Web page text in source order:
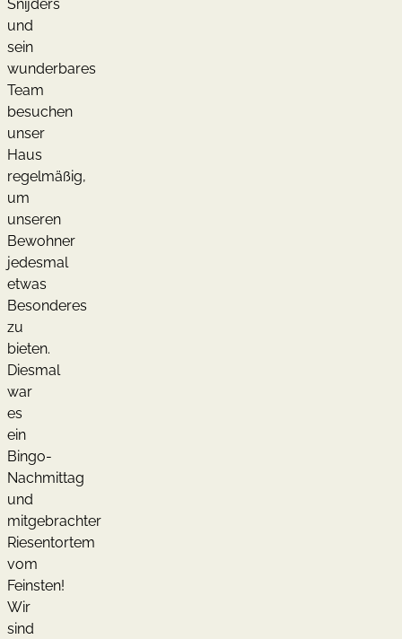
Snijders
und
sein
wunderbares
Team
besuchen
unser
Haus
regelmäßig,
um
unseren
Bewohner
jedesmal
etwas
Besonderes
zu
bieten.
Diesmal
war
es
ein
Bingo-
Nachmittag
und
mitgebrachter
Riesentortem
vom
Feinsten!
Wir
sind